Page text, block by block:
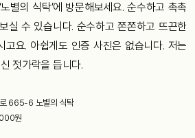
별의 식탁’에 방문해보세요. 순수하고 촉촉
실 수 있습니다. 순수하고 쫀쫀하고 뜨끈한
고요. 아쉽게도 인증 사진은 없습니다. 저는
젓가락을 듭니다.
665-6 노별의 식탁
원